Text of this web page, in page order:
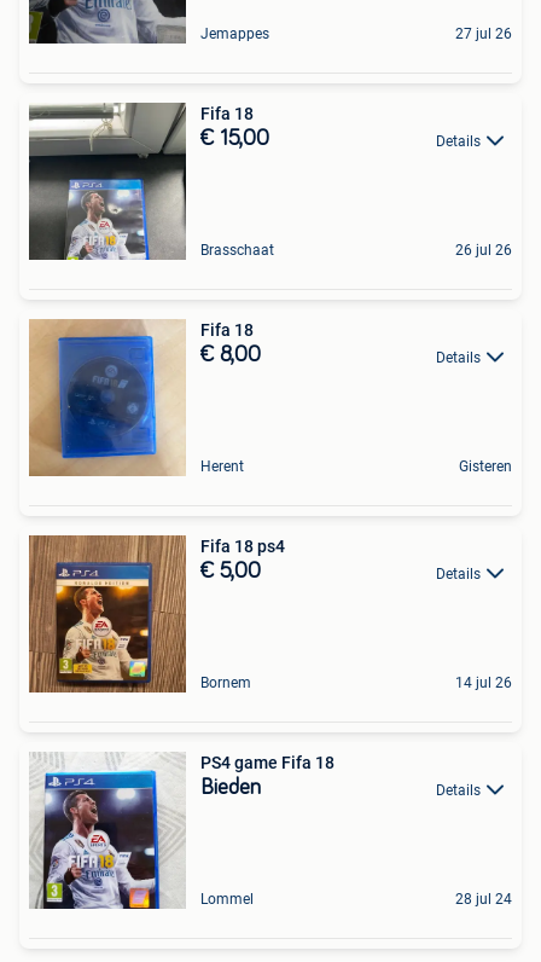
Jemappes 27 jul 26
Fifa 18
€ 15,00 Details
Brasschaat 26 jul 26
Fifa 18
€ 8,00 Details
Herent Gisteren
Fifa 18 ps4
€ 5,00 Details
Bornem 14 jul 26
PS4 game Fifa 18
Bieden Details
Lommel 28 jul 24